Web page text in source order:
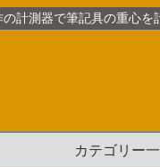
の計測器で筆記具の重心
カテゴリー